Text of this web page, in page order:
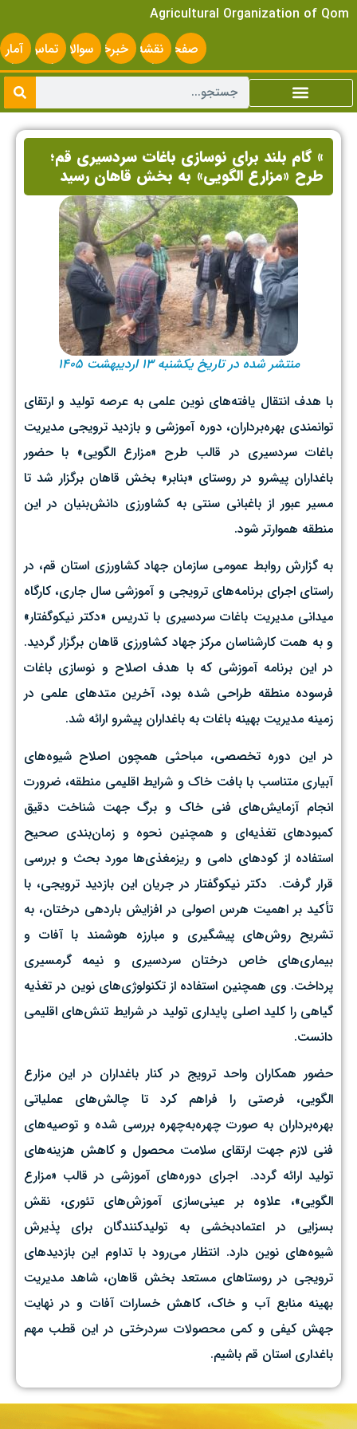
Agricultural Organization of Qom
صفحه
اصلی
نقشه
سایت
خبرخوانسوالات
متداول
تماس
با ما
آمار
» گام بلند برای نوسازی باغات سردسیری قم؛
طرح «مزارع الگویی» به بخش قاهان رسید ‌
منتشر شده در تاریخ یکشنبه ۱۳ اردیبهشت ۱۴۰۵
با هدف انتقال یافته‌های نوین علمی به عرصه تولید و ارتقای
توانمندی بهره‌برداران، دوره آموزشی و بازدید ترویجی مدیریت
باغات سردسیری در قالب طرح «مزارع الگویی» با حضور
باغداران پیشرو در روستای «بنابر» بخش قاهان برگزار شد تا
مسیر عبور از باغبانی سنتی به کشاورزی دانش‌بنیان در این
منطقه هموارتر شود. ‌
به گزارش روابط عمومی سازمان جهاد کشاورزی استان قم، در
راستای اجرای برنامه‌های ترویجی و آموزشی سال جاری، کارگاه
میدانی مدیریت باغات سردسیری با تدریس «دکتر نیکوگفتار»
و به همت کارشناسان مرکز جهاد کشاورزی قاهان برگزار گردید.
در این برنامه آموزشی که با هدف اصلاح و نوسازی باغات
فرسوده منطقه طراحی شده بود، آخرین متدهای علمی در
زمینه مدیریت بهینه باغات به باغداران پیشرو ارائه شد. ‌
در این دوره تخصصی، مباحثی همچون اصلاح شیوه‌های
آبیاری متناسب با بافت خاک و شرایط اقلیمی منطقه، ضرورت
انجام آزمایش‌های فنی خاک و برگ جهت شناخت دقیق
کمبودهای تغذیه‌ای و همچنین نحوه و زمان‌بندی صحیح
استفاده از کودهای دامی و ریزمغذی‌ها مورد بحث و بررسی
قرار گرفت. ‌ دکتر نیکوگفتار در جریان این بازدید ترویجی، با
تأکید بر اهمیت هرس اصولی در افزایش باردهی درختان، به
تشریح روش‌های پیشگیری و مبارزه هوشمند با آفات و
بیماری‌های خاص درختان سردسیری و نیمه گرمسیری
پرداخت. وی همچنین استفاده از تکنولوژی‌های نوین در تغذیه
گیاهی را کلید اصلی پایداری تولید در شرایط تنش‌های اقلیمی
دانست. ‌
حضور همکاران واحد ترویج در کنار باغداران در این مزارع
الگویی، فرصتی را فراهم کرد تا چالش‌های عملیاتی
بهره‌برداران به صورت چهره‌به‌چهره بررسی شده و توصیه‌های
فنی لازم جهت ارتقای سلامت محصول و کاهش هزینه‌های
تولید ارائه گردد. ‌ اجرای دوره‌های آموزشی در قالب «مزارع
الگویی»، علاوه بر عینی‌سازی آموزش‌های تئوری، نقش
بسزایی در اعتمادبخشی به تولیدکنندگان برای پذیرش
شیوه‌های نوین دارد. انتظار می‌رود با تداوم این بازدیدهای
ترویجی در روستاهای مستعد بخش قاهان، شاهد مدیریت
بهینه منابع آب و خاک، کاهش خسارات آفات و در نهایت
جهش کیفی و کمی محصولات سردرختی در این قطب مهم
باغداری استان قم باشیم.